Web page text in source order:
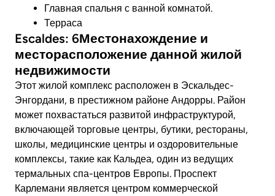
Главная спальня с ванной комнатой.
Терраса
Escaldes: 6Местонахождение и
месторасположение данной жилой
недвижимости
Этот жилой комплекс расположен в Эскальдес-
Энгордани, в престижном районе Андорры. Район
может похвастаться развитой инфраструктурой,
включающей торговые центры, бутики, рестораны,
школы, медицинские центры и оздоровительные
комплексы, такие как Кальдеа, один из ведущих
термальных спа-центров Европы. Проспект
Карлемани является центром коммерческой